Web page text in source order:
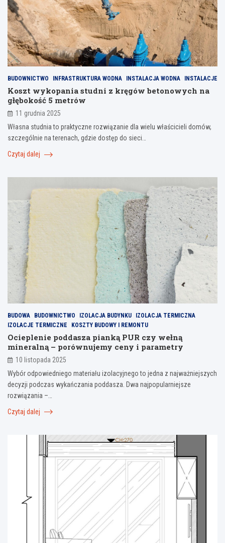
BUDOWNICTWO INFRASTRUKTURA WODNA INSTALACJA WODNA INSTALACJE
Koszt wykopania studni z kręgów betonowych na
głębokość 5 metrów
11 grudnia 2025
Własna studnia to praktyczne rozwiązanie dla wielu właścicieli domów,
szczególnie na terenach, gdzie dostęp do sieci…
Czytaj dalej
BUDOWA BUDOWNICTWO IZOLACJA BUDYNKU
IZOLACJA TERMICZNA
IZOLACJE TERMICZNE
KOSZTY BUDOWY I REMONTU
Ocieplenie poddasza pianką PUR czy wełną
mineralną – porównujemy ceny i parametry
10 listopada 2025
Wybór odpowiedniego materiału izolacyjnego to jedna z najważniejszych
decyzji podczas wykańczania poddasza. Dwa najpopularniejsze
rozwiązania –…
Czytaj dalej